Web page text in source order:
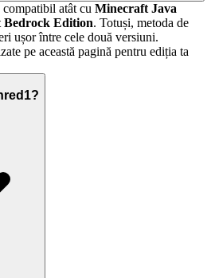
compatibil atât cu Minecraft Java
Edition. Totuși, metoda de
ușor între cele două versiuni.
pe această pagină pentru ediția ta